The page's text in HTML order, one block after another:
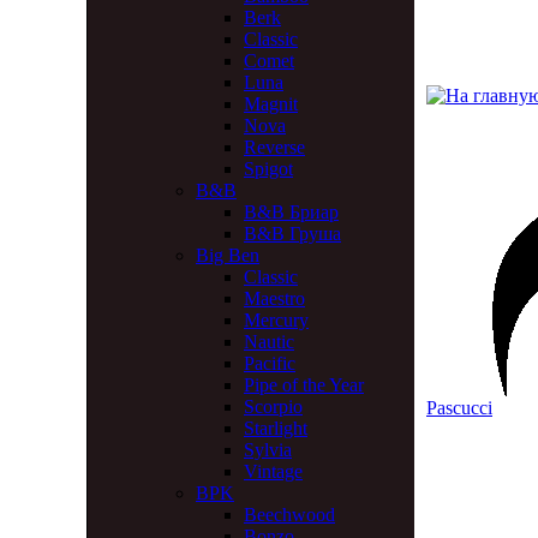
Berk
Classic
Comet
Luna
Magnit
Nova
Reverse
Spigot
B&B
B&B Бриар
B&B Груша
Big Ben
Classic
Maestro
Mercury
Nautic
Pacific
Pipe of the Year
Scorpio
Starlight
Sylvia
Vintage
BPK
Beechwood
Pascucci